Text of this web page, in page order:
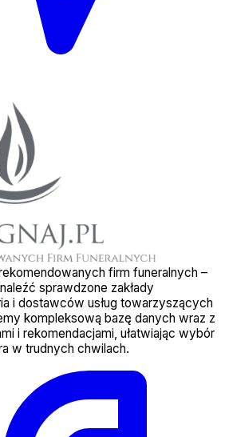
firm funeralnych –
sprawdzone zakłady
i dostawców usług towarzyszących
kompleksową bazę danych wraz z
i rekomendacjami, ułatwiając wybór
w trudnych chwilach.